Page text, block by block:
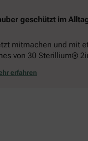
geschützt im
mitmachen und mit
von 30 Sterillium®
erfahren